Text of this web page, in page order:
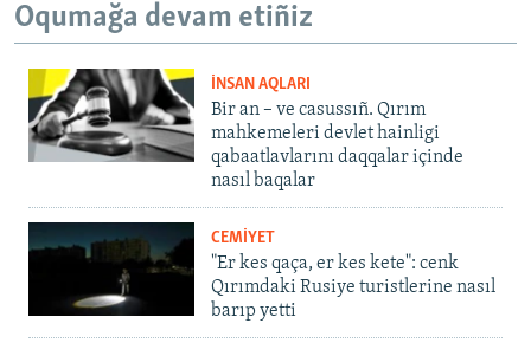
Oqumağa devam etiñiz
İNSAN AQLARI
Bir an – ve casussıñ. Qırım
mahkemeleri devlet hainligi
qabaatlavlarını daqqalar içinde
nasıl baqalar
CEMİYET
"Er kes qaça, er kes kete": cenk
Qırımdaki Rusiye turistlerine nasıl
barıp yetti